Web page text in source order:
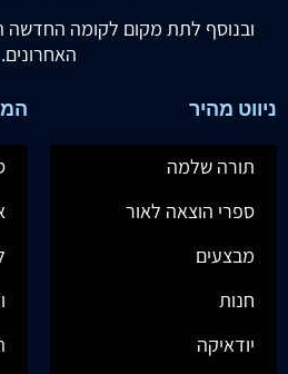
ובנוסף לתת מקום לקומה החדשה
האחרונים.
ניווט מהיר
תורה שלמה
ספרי הוצאה לאור
מבצעים
חנות
יודאיקה